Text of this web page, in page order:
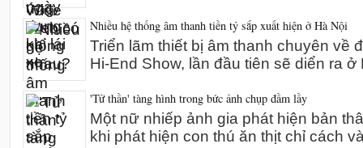
Nhiều hệ thống âm thanh tiền tỷ sắp xuất hiện ở Hà Nội
Triển lãm thiết bị âm thanh chuyên về
Hi-End Show, lần đầu tiên sẽ diển ra
'Tử thần' tàng hình trong bức ảnh chụp đầm lầy
Một nữ nhiếp ảnh gia phát hiện bản
khi phát hiện con thú ăn thịt chỉ cách